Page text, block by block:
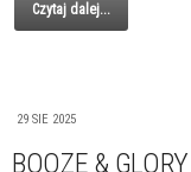
Czytaj dalej...
29 SIE 2025
BOOZE &